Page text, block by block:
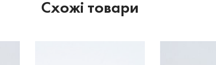
Схожі товари